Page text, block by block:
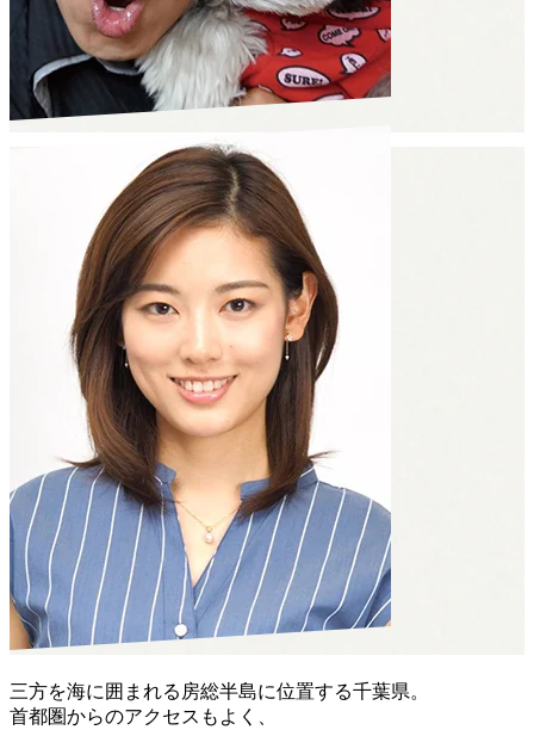
三方を海に囲まれる房総半島に位置する千葉県。
首都圏からのアクセスもよく、